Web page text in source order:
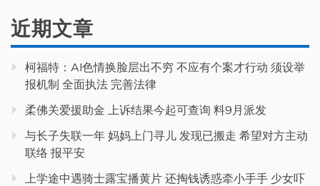
近期文章
柯福特：AI色情换脸层出不穷 不应有个案才行动 须设举
报机制 全面执法 完善法律
柔佛关爱援助金 上诉结果今起可查询 料9月派发
与长子失联一年 妈妈上门寻儿 发现已搬走 希望对方主动
联络 报平安
上学途中遇骑士露宝播黄片 还掏钱诱惑牵小手手 少女吓